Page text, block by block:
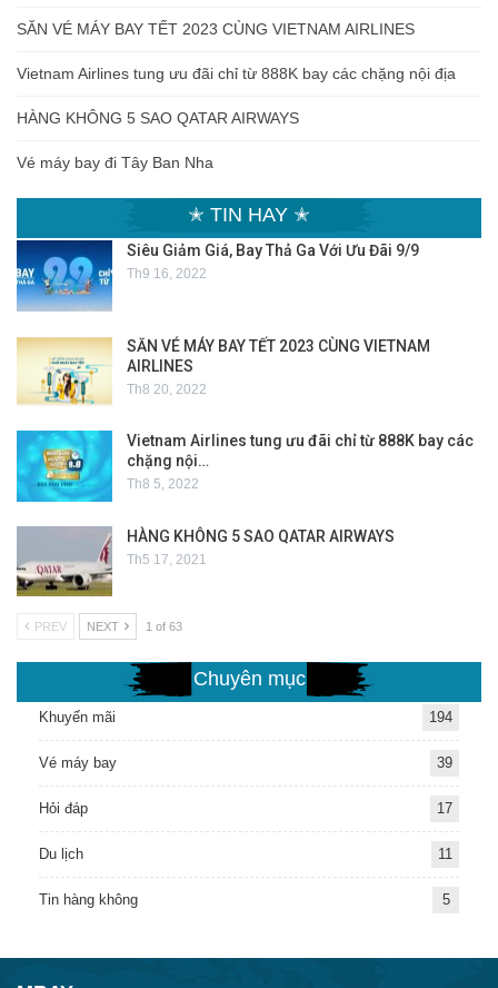
SĂN VÉ MÁY BAY TẾT 2023 CÙNG VIETNAM AIRLINES
Vietnam Airlines tung ưu đãi chỉ từ 888K bay các chặng nội địa
HÀNG KHÔNG 5 SAO QATAR AIRWAYS
Vé máy bay đi Tây Ban Nha
✭ TIN HAY ✭
Siêu Giảm Giá, Bay Thả Ga Với Ưu Đãi 9/9
Th9 16, 2022
SĂN VÉ MÁY BAY TẾT 2023 CÙNG VIETNAM
AIRLINES
Th8 20, 2022
Vietnam Airlines tung ưu đãi chỉ từ 888K bay các
chặng nội…
Th8 5, 2022
HÀNG KHÔNG 5 SAO QATAR AIRWAYS
Th5 17, 2021
PREV NEXT 1 of 63
Chuyên mục
Khuyến mãi 194
Vé máy bay 39
Hỏi đáp 17
Du lịch 11
Tin hàng không 5